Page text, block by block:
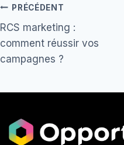
Navigation
de
l’article
PRÉCÉDENT
RCS marketing :
comment réussir vos
campagnes ?